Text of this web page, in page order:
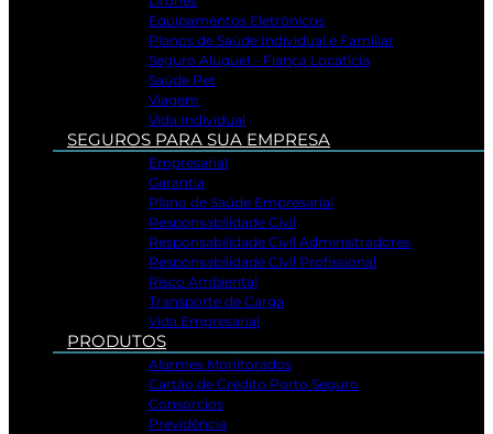
Equipamentos Eletrônicos
Planos de Saúde Individual e Familiar
Seguro Aluguel – Fiança Locatícia
Saúde Pet
Viagem
Vida Individual
SEGUROS PARA SUA EMPRESA
Empresarial
Garantia
Plano de Saúde Empresarial
Responsabilidade Civil
Responsabilidade Civil Administradores
Responsabilidade Civil Profissional
Risco Ambiental
Transporte de Carga
Vida Empresarial
PRODUTOS
Alarmes Monitorados
Cartão de Crédito Porto Seguro
Consórcios
Previdência